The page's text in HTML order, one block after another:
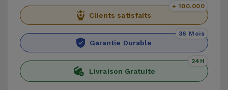
Clients satisfaits
+ 100.000
Garantie Durable
36 Mois
Livraison Gratuite
24H